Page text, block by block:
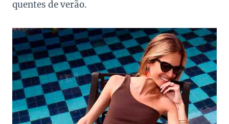
quentes de verão.